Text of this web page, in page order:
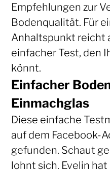
Empfehlungen zur
Bodenqualität. Für
Anhaltspunkt reicht
einfacher Test, den
könnt.
Einfacher
Einmachglas
Diese einfache
auf dem Facebook-
gefunden. Schaut
lohnt sich. Evelin